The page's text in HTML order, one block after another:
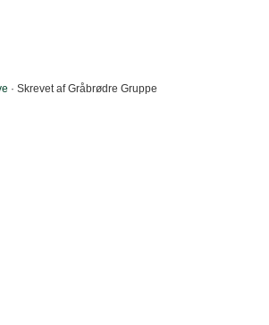
· Skrevet af Gråbrødre Gruppe